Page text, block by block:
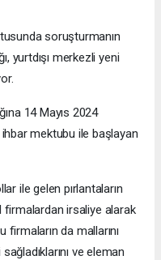
soruşturmanın
yurtdışı merkezli yeni
14 Mayıs 2024
mektubu ile başlayan
ile gelen pırlantaların
firmalardan irsaliye alarak
firmaların da mallarını
ve eleman